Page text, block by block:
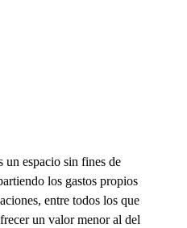
espacio sin fines de
los gastos propios
entre todos los que
un valor menor al del